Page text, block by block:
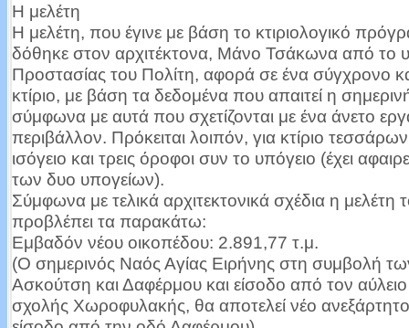
Η μελέτη
Η μελέτη, που έγινε με βάση το κτιριολογικό
δόθηκε στον αρχιτέκτονα, Μάνο Τσάκωνα από το
Προστασίας του Πολίτη, αφορά σε ένα σύγχρονο
κτίριο, με βάση τα δεδομένα που απαιτεί η
σύμφωνα με αυτά που σχετίζονται με ένα άνετο
περιβάλλον. Πρόκειται λοιπόν, για κτίριο
ισόγειο και τρεις όροφοι συν το υπόγειο (έχει
των δυο υπογείων).
Σύμφωνα με τελικά αρχιτεκτονικά σχέδια η μελέτη
προβλέπει τα παρακάτω:
Εμβαδόν νέου οικοπέδου: 2.891,77 τ.μ.
(Ο σημερινός Ναός Αγίας Ειρήνης στη συμβολή
Ασκούτση και Δαφέρμου και είσοδο από τον
σχολής Χωροφυλακής, θα αποτελεί νέο